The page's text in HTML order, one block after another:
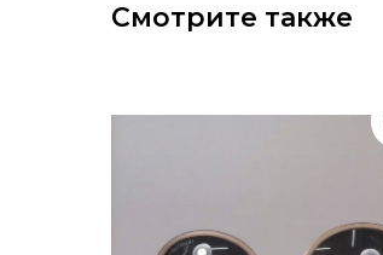
Смотрите также